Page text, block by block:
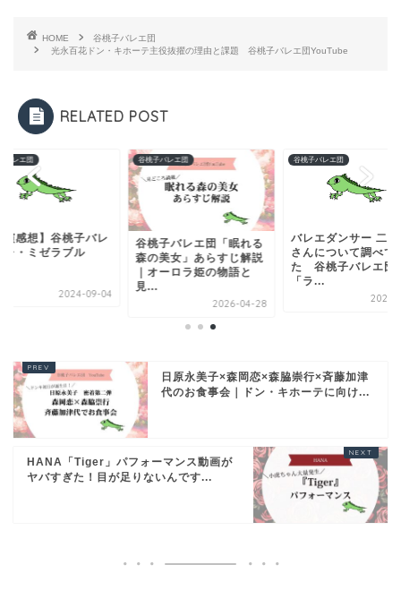
HOME
谷桃子バレエ団
光永百花ドン・キホーテ主役抜擢の理由と課題 谷桃子バレエ団YouTube
RELATED POST
バレエ団
演感想】谷桃子バレ
レ・ミゼラブル
2024-09-04
谷桃子バレエ団
谷桃子バレエ団「眠れる
森の美女」あらすじ解説
｜オーロラ姫の物語と
見...
2026-04-28
谷桃子バレエ団
バレエダンサー 二山
さんについて調べて
た 谷桃子バレエ団
「ラ...
2025-
日原永美子×森岡恋×森脇崇行×斉藤加津
代のお食事会｜ドン・キホーテに向け...
HANA「Tiger」パフォーマンス動画が
ヤバすぎた！目が足りないんです...